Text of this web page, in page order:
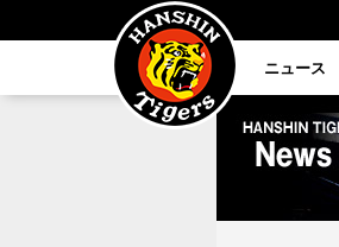
ニュース